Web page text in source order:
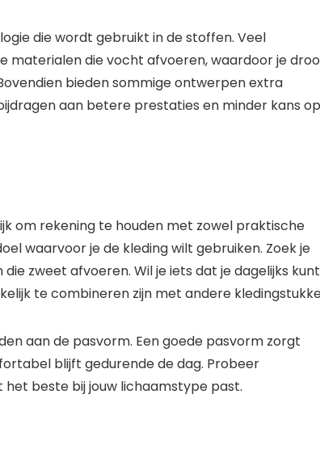
die wordt gebruikt in de stoffen. Veel
materialen die vocht afvoeren, waardoor je
bieden sommige ontwerpen extra
aan betere prestaties en minder kans op
om rekening te houden met zowel praktische
waarvoor je de kleding wilt gebruiken. Zoek je
zweet afvoeren. Wil je iets dat je dagelijks kunt
te combineren zijn met andere
aan de pasvorm. Een goede pasvorm zorgt
blijft gedurende de dag. Probeer
beste bij jouw lichaamstype past.